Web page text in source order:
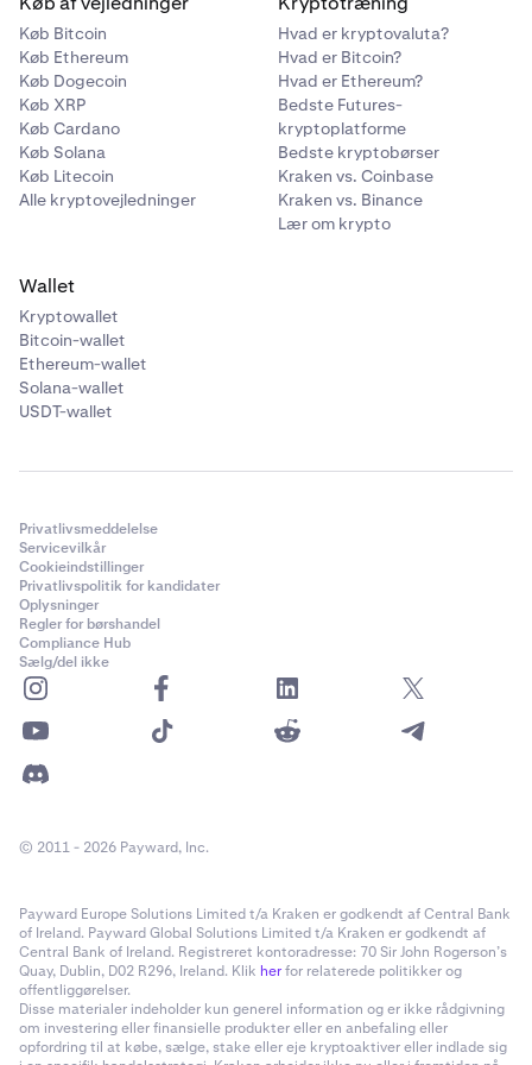
afsluttet lån.
• Urealiseret P&L (UP&L):
Procentvis gevinst eller tab
sammenlignet med din gennemsnitlige
anskaffelsespris. Denne værdi realiseres ikke,
medmindre aktivet sælges.
Saldi
Afsnittet Saldi viser de aktiver, der i øjeblikket holdes på
din konto, herunder dem, der bruges som sikkerhed for
ydeevne med et øjeblik.
• Saldo:Den samlede mængde af aktivet, der holdes
på din konto.
• Nuværende pris:
• Anslået værdi:
aktivsaldo baseret på markedspriser.
• Urealiseret P&L (UP&L):
sammenlignet med din gennemsnitlige
anskaffelsespris. Denne værdi realiseres ikke,
medmindre aktivet sælges.
Afsnittet Seneste betalinger giver en kronologisk
Dette inkluderer renteudgifter, tilbagebetalinger og
• Aktiv:Aktivet, hvori renteudgiften eller gebyret blev
anvendt.
• Type:Gebyrets art, såsom en rentebetaling eller
tilbagebetaling.
Køb Bitcoin
Køb Ethereum
Køb Dogecoin
Køb XRP
Køb Cardano
Køb Solana
Køb Litecoin
Alle kryptovejledninger
Hvad er kryptovaluta?
Hvad er Bitcoin?
Hvad er Ethereum?
Bedste Futures-
kryptoplatforme
Bedste kryptobørser
Kraken vs. Coinbase
Kraken vs. Binance
Lær om krypto
Wallet
Kryptowallet
Bitcoin-wallet
Ethereum-wallet
Solana-wallet
USDT-wallet
Privatlivsmeddelelse
Servicevilkår
Cookieindstillinger
Privatlivspolitik for kandidater
Oplysninger
Regler for børshandel
Compliance Hub
Sælg/del ikke
© 2011 - 2026 Payward, Inc.
Payward Europe Solutions Limited t/a Kraken er godkendt af Central Bank
of Ireland. Payward Global Solutions Limited t/a Kraken er godkendt af
Central Bank of Ireland. Registreret kontoradresse: 70 Sir John Rogerson’s
Quay, Dublin, D02 R296, Ireland. Klik herfor relaterede politikker og
offentliggørelser.
Disse materialer indeholder kun generel information og er ikke rådgivning
om investering eller finansielle produkter eller en anbefaling eller
opfordring til at købe, sælge, stake eller eje kryptoaktiver eller indlade sig